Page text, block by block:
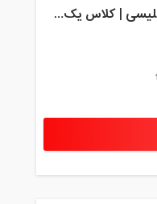
رزرو استاد خصوصی زبان انگلیسی | کلاس یک‌نفره با زهرا اسفندیاری + مشاوره رایگان